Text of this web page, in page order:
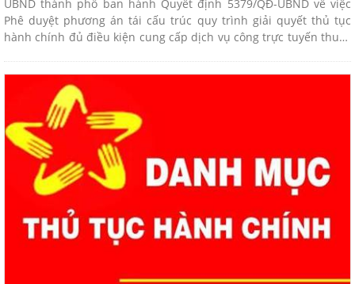
UBND thành phố ban hành Quyết định 5379/QĐ-UBND về việc
Phê duyệt phương án tái cấu trúc quy trình giải quyết thủ tục
hành chính đủ điều kiện cung cấp dịch vụ công trực tuyến thuộc